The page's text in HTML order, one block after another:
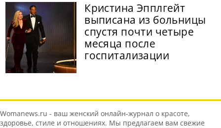
Кристина Эпплгейт
выписана из больницы
спустя почти четыре
месяца после
госпитализации
Womanews.ru - ваш женский онлайн-журнал о красоте,
здоровье, стиле и отношениях. Мы предлагаем вам свежие